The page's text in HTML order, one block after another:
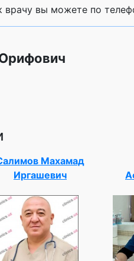
врачу вы можете по
Махамад
Иргашевич